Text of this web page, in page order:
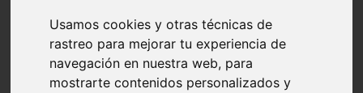
Usamos cookies y otras técnicas de
rastreo para mejorar tu experiencia de
navegación en nuestra web, para
mostrarte contenidos personalizados y
Málaga - marbella
Asturias - gijón
Girona - figueres
Alicante - santa-pola